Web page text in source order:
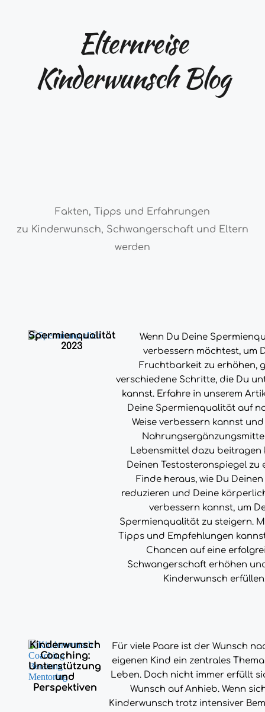
Elternreise
Kinderwunsch Blog
Fakten, Tipps und Erfahrungen
zu Kinderwunsch, Schwangerschaft und Eltern
werden
Spermienqualität
2023
Wenn Du Deine
verbessern möchtest, um
Fruchtbarkeit zu erhöhen,
verschiedene Schritte, die Du
kannst. Erfahre in unserem
Deine Spermienqualität auf
Weise verbessern kannst
Lebensmittel dazu beitragen
Deinen Testosteronspiegel zu
Finde heraus, wie Du Deinen
reduzieren und Deine
verbessern kannst, um
Spermienqualität zu steigern.
Tipps und Empfehlungen
Chancen auf eine
Schwangerschaft erhöhen
Kinderwunsch
Kinderwunsch
Coaching:
Unterstützung
und
Perspektiven
Für viele Paare ist der Wunsch
eigenen Kind ein zentrales
Leben. Doch nicht immer erfüllt
Wunsch auf Anhieb. Wenn
Kinderwunsch trotz intensiver